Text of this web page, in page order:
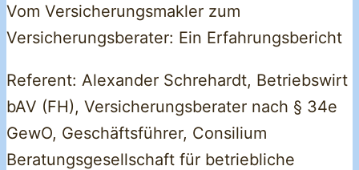
Vom Versicherungsmakler zum
Versicherungsberater: Ein Erfahrungsbericht
Referent: Alexander Schrehardt, Betriebswirt
bAV (FH), Versicherungsberater nach § 34e
GewO, Geschäftsführer, Consilium
Beratungsgesellschaft für betriebliche